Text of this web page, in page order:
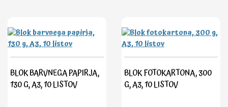
BLOK BARVNEGA PAPIRJA,
130 G, A3, 10 LISTOV
BLOK FOTOKARTONA, 300
G, A3, 10 LISTOV